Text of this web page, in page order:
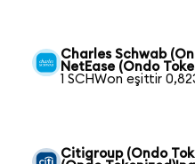
Charles Schwab
NetEase (Ondo
1 SCHWon eşittir
Citigroup (Ondo